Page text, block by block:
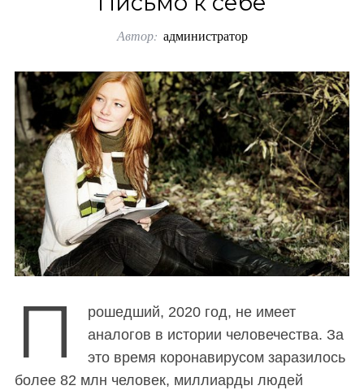
Автор: администратор
П
рошедший, 2020 год, не имеет
аналогов в истории человечества. За
это время коронавирусом заразилось
более 82 млн человек, миллиарды людей